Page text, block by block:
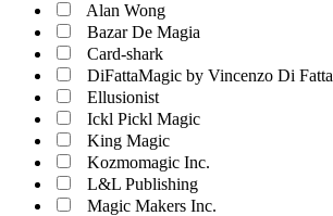
Alan Wong
Bazar De Magia
Card-shark
DiFattaMagic by Vincenzo Di Fatta
Ellusionist
Ickl Pickl Magic
King Magic
Kozmomagic Inc.
L&L Publishing
Magic Makers Inc.